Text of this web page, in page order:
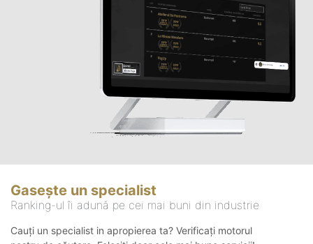
Gasește un specialist
Ranking-ul îi adună pe cei mai buni din industrie
Cauți un specialist in apropierea ta? Verificați motorul